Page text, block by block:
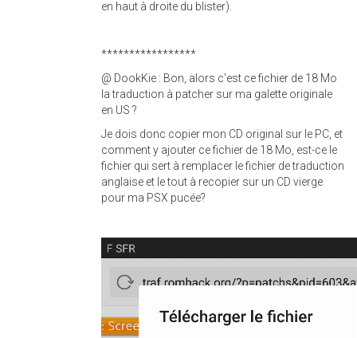
en haut à droite du blister).
*****************
@ DookKie : Bon, alors c'est ce fichier de 18 Mo
la traduction à patcher sur ma galette originale
en US ?
Je dois donc copier mon CD original sur le PC, et
comment y ajouter ce fichier de 18 Mo, est-ce le
fichier qui sert à remplacer le fichier de traduction
anglaise et le tout à recopier sur un CD vierge
pour ma PSX pucée?